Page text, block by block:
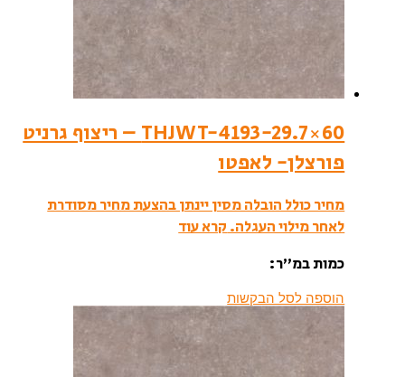
THJWT-4193-29.7×60 – ריצוף גרניט
פורצלן- לאפטו
מחיר כולל הובלה מסין יינתן בהצעת מחיר מסודרת
לאחר מילוי העגלה.קרא עוד
כמות במ”ר:
הוספה לסל הבקשות